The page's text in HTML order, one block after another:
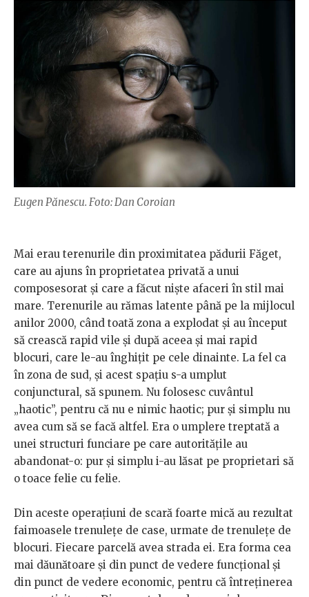
Eugen Pănescu. Foto: Dan Coroian
Mai erau terenurile din proximitatea pădurii Făget,
care au ajuns în proprietatea privată a unui
composesorat și care a făcut niște afaceri în stil mai
mare. Terenurile au rămas latente până pe la mijlocul
anilor 2000, când toată zona a explodat și au început
să crească rapid vile și după aceea și mai rapid
blocuri, care le-au înghițit pe cele dinainte. La fel ca
în zona de sud, și acest spațiu s-a umplut
conjunctural, să spunem. Nu folosesc cuvântul
„haotic”, pentru că nu e nimic haotic; pur și simplu nu
avea cum să se facă altfel. Era o umplere treptată a
unei structuri funciare pe care autoritățile au
abandonat-o: pur și simplu i-au lăsat pe proprietari să
o toace felie cu felie.
Din aceste operațiuni de scară foarte mică au rezultat
faimoasele trenulețe de case, urmate de trenulețe de
blocuri. Fiecare parcelă avea strada ei. Era forma cea
mai dăunătoare și din punct de vedere funcțional și
din punct de vedere economic, pentru că întreținerea